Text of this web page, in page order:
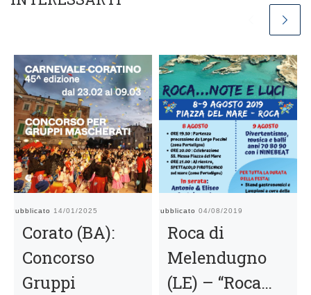
Pubblicato 14/01/2025
Corato (BA):
Concorso
Gruppi
Pubblicato 04/08/2019
Roca di
Melendugno
(LE) – “Roca…